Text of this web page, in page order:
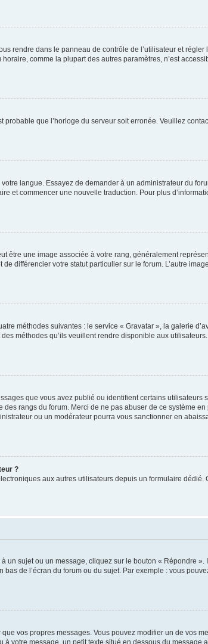
rendre dans le panneau de contrôle de l’utilisateur et
comme la plupart des autres paramètres, n’est
que l’horloge du serveur soit erronée. Veuillez
langue. Essayez de demander à un administrateur du
et commencer une nouvelle traduction. Pour plus
être une image associée à votre rang, généralement
différencier votre statut particulier sur le forum. L’autre
méthodes suivantes : le service « Gravatar », la galerie
méthodes qu’ils veuillent rendre disponible aux
que vous avez publié ou identifient certains utilisateurs
rangs du forum. Merci de ne pas abuser de ce système
ou un modérateur pourra vous sanctionner en
?
aux autres utilisateurs depuis un formulaire dédié.
sujet ou un message, cliquez sur le bouton « Répondre ».
de l’écran du forum ou du sujet. Par exemple : vous
vos propres messages. Vous pouvez modifier un de vos
votre message, un petit texte situé en dessous du message